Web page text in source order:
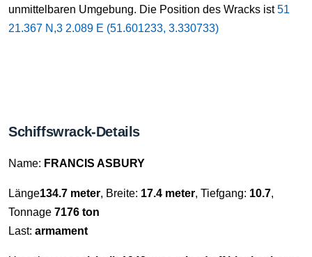
unmittelbaren Umgebung. Die Position des Wracks ist51
21.367 N,3 2.089 E (51.601233, 3.330733)
Schiffswrack-Details
Name: FRANCIS ASBURY
Länge134.7 meter, Breite: 17.4 meter, Tiefgang: 10.7,
Tonnage 7176 ton
Last: armament